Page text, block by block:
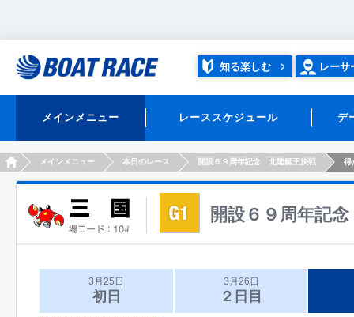
知る楽しむ レーサ
メインメニュー レーススケジュール デ
HOMEメインメニュー 本日のレース 開設６９周年記念 北陸艇王決戦 得
開設６９周年記
3月25日
初日
3月26日
２日目